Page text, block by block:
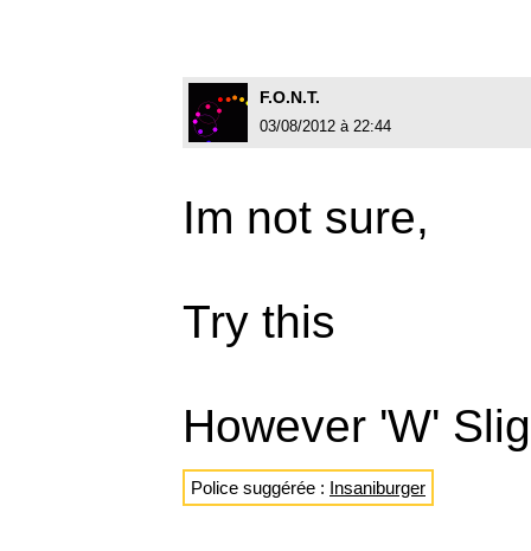
F.O.N.T.
03/08/2012 à 22:44
Im not sure,
Try this
However 'W'
Police suggérée : Insaniburger